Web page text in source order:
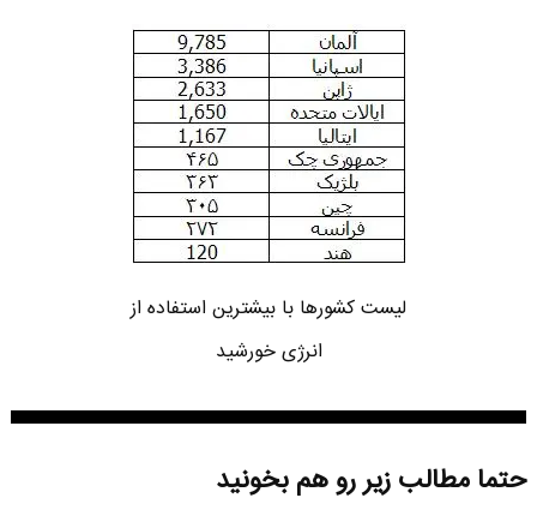
لیست کشورها با بیشترین استفاده از
انرژی خورشید
حتما مطالب زیر رو هم بخونید